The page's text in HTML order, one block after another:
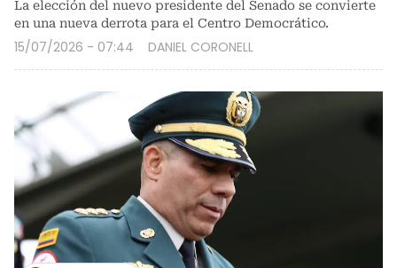
La elección del nuevo presidente del Senado se convierte
en una nueva derrota para el Centro Democrático.
15/07/2026 - 07:44 DANIEL CORONELL